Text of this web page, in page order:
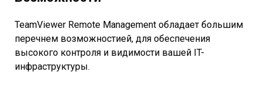
TeamViewer Remote Management обладает большим
перечнем возможностией, для обеспечения
высокого контроля и видимости вашей IT-
инфраструктуры.